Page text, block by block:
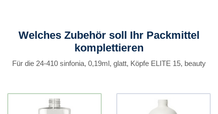
Welches Zubehör soll Ihr Packmittel
komplettieren
Für die 24-410 sinfonia, 0,19ml, glatt, Köpfe ELITE 15, beauty